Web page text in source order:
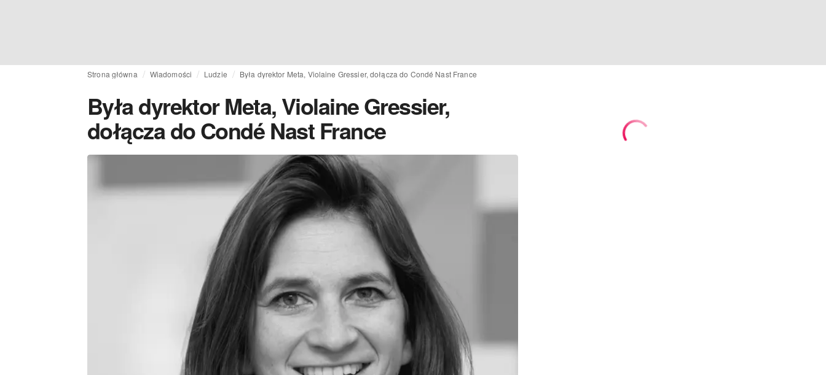
Strona główna Wiadomości Ludzie Była dyrektor Meta, Violaine Gressier, dołącza do Condé Nast France
Była dyrektor Meta, Violaine Gressier,
dołącza do Condé Nast France